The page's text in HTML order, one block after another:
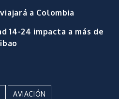
a Colombia
14-24 impacta a más de
AVIACIÓN